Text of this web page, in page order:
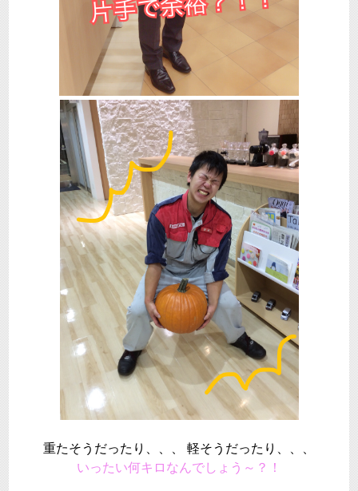
重たそうだったり、、、 軽そうだったり、、、
いったい何キロなんでしょう～？！